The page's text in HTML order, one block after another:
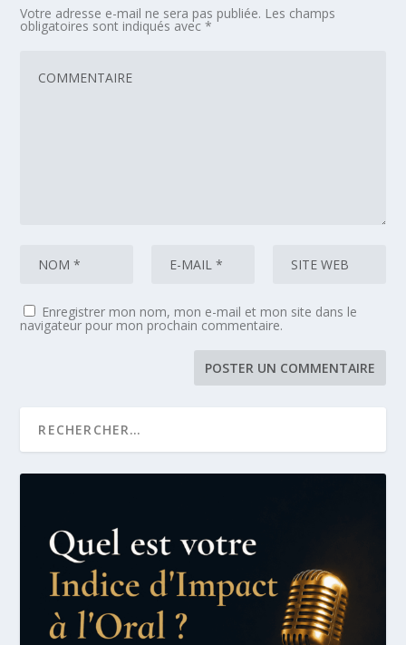
Votre adresse e-mail ne sera pas publiée. Les champs
obligatoires sont indiqués avec*
Enregistrer mon nom, mon e-mail et mon site dans le
navigateur pour mon prochain commentaire.